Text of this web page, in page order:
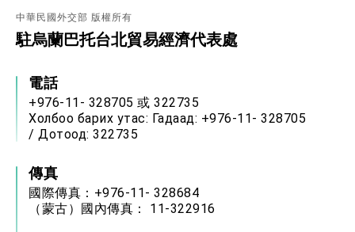
總統發表執政周年談話 盼面對未來挑戰 堅持
團結 迎風轉型 穩健前行
總統重要談話
外交部重要言論
中華民國外交部 版權所有
駐烏蘭巴托台北貿易經濟代表處
電話
+976-11- 328705 或 322735
Холбоо барих утас: Гадаад: +976-11- 328705
/ Дотоод: 322735
傳真
國際傳真：+976-11- 328684
（蒙古）國內傳真： 11-322916